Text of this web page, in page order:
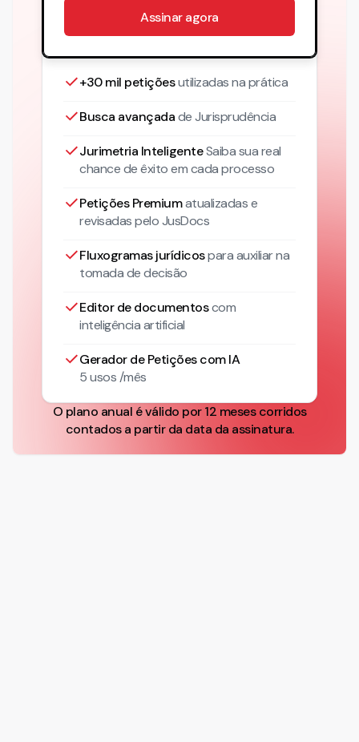
Assinar agora
+30 mil petiçõesutilizadas na prática
Busca avançadade Jurisprudência
Jurimetria InteligenteSaiba sua real
chance de êxito em cada processo
Petições Premiumatualizadase
revisadas pelo JusDocs
Fluxogramas jurídicospara auxiliar na
tomada de decisão
Editor de documentoscom
inteligência artificial
Gerador de Petições com IA
5 usos /mês
O plano anual é válido por 12 meses corridos
contados a partir da data da assinatura.